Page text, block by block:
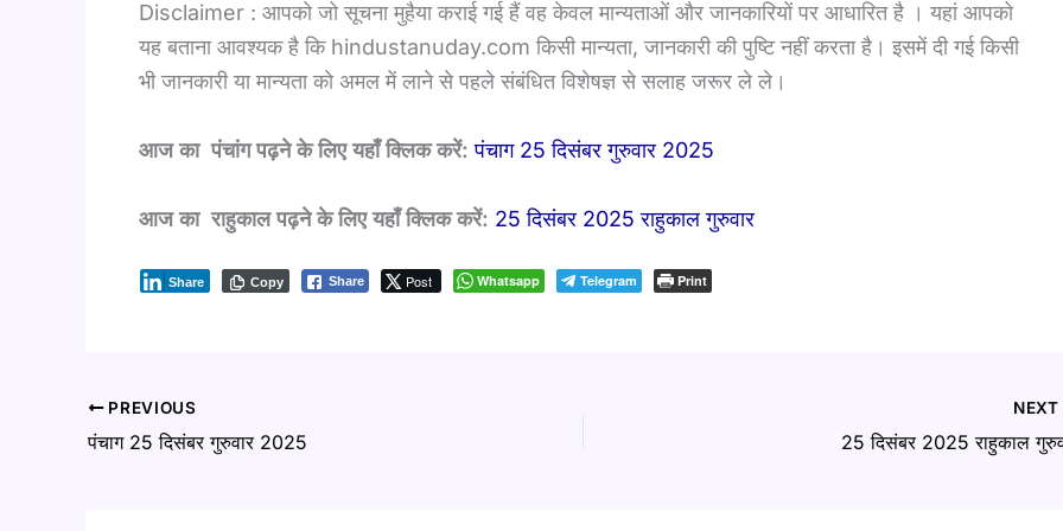
Disclaimer : आपको जो सूचना मुहैया कराई गई हैं वह केवल मान्यताओं और जानकारियों पर आधारित है । यहां आपको
यह बताना आवश्यक है कि hindustanuday.com किसी मान्यता, जानकारी की पुष्टि नहीं करता है। इसमें दी गई किसी
भी जानकारी या मान्यता को अमल में लाने से पहले संबंधित विशेषज्ञ से सलाह जरूर ले ले।
आज का पंचांग पढ़ने के लिए यहाँ क्लिक करें: पंचाग 25 दिसंबर गुरुवार 2025
आज का राहुकाल पढ़ने के लिए यहाँ क्लिक करें: 25 दिसंबर 2025 राहुकाल गुरुवार
Share Post
Share Whatsapp Telegram
Copy Print
PREVIOUS
पंचाग 25 दिसंबर गुरुवार 2025
NEXT
25 दिसंबर 2025 राहुकाल